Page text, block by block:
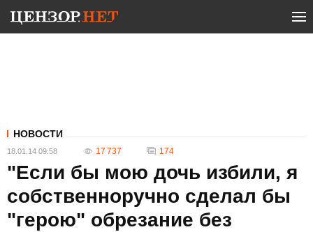
НОВОСТИ
18.01.14 09:58 17 737 174
"Если бы мою дочь избили, я
собственноручно сделал бы
"герою" обрезание без